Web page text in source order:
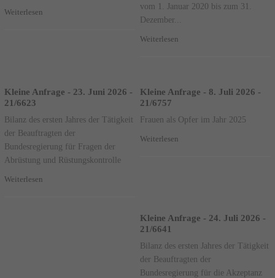
Weiterlesen
vom 1. Januar 2020 bis zum 31.
Dezember...
Weiterlesen
Kleine Anfrage - 23. Juni 2026 -
21/6623
Bilanz des ersten Jahres der Tätigkeit
der Beauftragten der
Bundesregierung für Fragen der
Abrüstung und Rüstungskontrolle
Weiterlesen
Kleine Anfrage - 8. Juli 2026 -
21/6757
Frauen als Opfer im Jahr 2025
Weiterlesen
Kleine Anfrage - 24. Juli 2026 -
21/6641
Bilanz des ersten Jahres der Tätigkeit
der Beauftragten der
Bundesregierung für die Akzeptanz